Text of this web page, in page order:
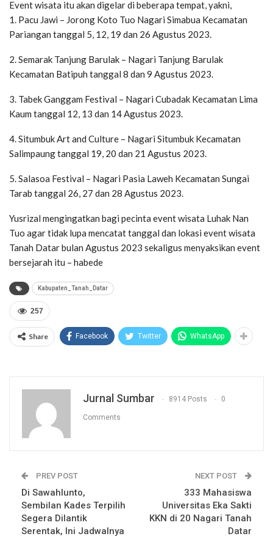
Event wisata itu akan digelar di beberapa tempat, yakni,
1. Pacu Jawi – Jorong Koto Tuo Nagari Simabua Kecamatan
Pariangan tanggal 5, 12, 19 dan 26 Agustus 2023.
2. Semarak Tanjung Barulak – Nagari Tanjung Barulak
Kecamatan Batipuh tanggal 8 dan 9 Agustus 2023.
3. Tabek Ganggam Festival – Nagari Cubadak Kecamatan Lima
Kaum tanggal 12, 13 dan 14 Agustus 2023.
4. Situmbuk Art and Culture – Nagari Situmbuk Kecamatan
Salimpaung tanggal 19, 20 dan 21 Agustus 2023.
5. Salasoa Festival – Nagari Pasia Laweh Kecamatan Sungai
Tarab tanggal 26, 27 dan 28 Agustus 2023.
Yusrizal mengingatkan bagi pecinta event wisata Luhak Nan
Tuo agar tidak lupa mencatat tanggal dan lokasi event wisata
Tanah Datar bulan Agustus 2023 sekaligus menyaksikan event
bersejarah itu – habede
Kabupaten_Tanah_Datar
257
Share Facebook Twitter WhatsApp
Jurnal Sumbar 8914 Posts 0
Comments
PREV POST
Di Sawahlunto,
Sembilan Kades Terpilih
Segera Dilantik
Serentak, Ini Jadwalnya
NEXT POST
333 Mahasiswa
Universitas Eka Sakti
KKN di 20 Nagari Tanah
Datar